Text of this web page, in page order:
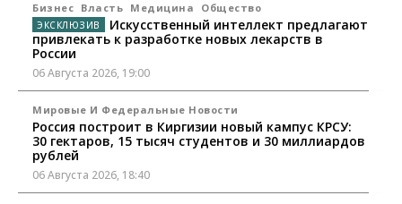
Бизнес Власть Медицина Общество
Искусственный интеллект предлагают
привлекать к разработке новых лекарств в
России
06 Августа 2026, 19:00
Мировые И Федеральные Новости
Россия построит в Киргизии новый кампус КРСУ:
30 гектаров, 15 тысяч студентов и 30 миллиардов
рублей
06 Августа 2026, 18:40